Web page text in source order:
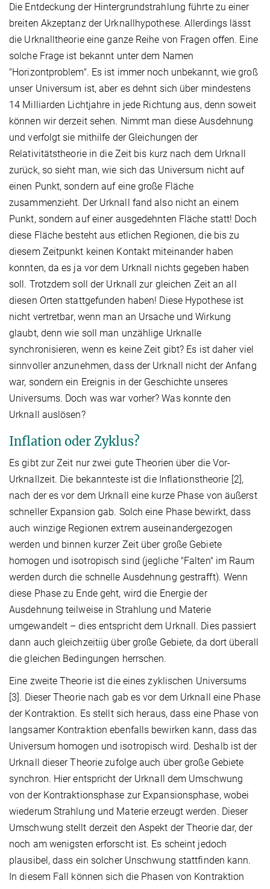
Die Entdeckung der Hintergrundstrahlung führte zu einer
breiten Akzeptanz der Urknallhypothese. Allerdings lässt
die Urknalltheorie eine ganze Reihe von Fragen offen. Eine
solche Frage ist bekannt unter dem Namen
"Horizontproblem". Es ist immer noch unbekannt, wie groß
unser Universum ist, aber es dehnt sich über mindestens
14 Milliarden Lichtjahre in jede Richtung aus, denn soweit
können wir derzeit sehen. Nimmt man diese Ausdehnung
und verfolgt sie mithilfe der Gleichungen der
Relativitätstheorie in die Zeit bis kurz nach dem Urknall
zurück, so sieht man, wie sich das Universum nicht auf
einen Punkt, sondern auf eine große Fläche
zusammenzieht. Der Urknall fand also nicht an einem
Punkt, sondern auf einer ausgedehnten Fläche statt! Doch
diese Fläche besteht aus etlichen Regionen, die bis zu
diesem Zeitpunkt keinen Kontakt miteinander haben
konnten, da es ja vor dem Urknall nichts gegeben haben
soll. Trotzdem soll der Urknall zur gleichen Zeit an all
diesen Orten stattgefunden haben! Diese Hypothese ist
nicht vertretbar, wenn man an Ursache und Wirkung
glaubt, denn wie soll man unzählige Urknalle
synchronisieren, wenn es keine Zeit gibt? Es ist daher viel
sinnvoller anzunehmen, dass der Urknall nicht der Anfang
war, sondern ein Ereignis in der Geschichte unseres
Universums. Doch was war vorher? Was konnte den
Urknall auslösen?
Inflation oder Zyklus?
Es gibt zur Zeit nur zwei gute Theorien über die Vor-
Urknallzeit. Die bekannteste ist die Inflationstheorie [2],
nach der es vor dem Urknall eine kurze Phase von äußerst
schneller Expansion gab. Solch eine Phase bewirkt, dass
auch winzige Regionen extrem auseinandergezogen
werden und binnen kurzer Zeit über große Gebiete
homogen und isotropisch sind (jegliche "Falten" im Raum
werden durch die schnelle Ausdehnung gestrafft). Wenn
diese Phase zu Ende geht, wird die Energie der
Ausdehnung teilweise in Strahlung und Materie
umgewandelt – dies entspricht dem Urknall. Dies passiert
dann auch gleichzeitiig über große Gebiete, da dort überall
die gleichen Bedingungen herrschen.
Eine zweite Theorie ist die eines zyklischen Universums
[3]. Dieser Theorie nach gab es vor dem Urknall eine Phase
der Kontraktion. Es stellt sich heraus, dass eine Phase von
langsamer Kontraktion ebenfalls bewirken kann, dass das
Universum homogen und isotropisch wird. Deshalb ist der
Urknall dieser Theorie zufolge auch über große Gebiete
synchron. Hier entspricht der Urknall dem Umschwung
von der Kontraktionsphase zur Expansionsphase, wobei
wiederum Strahlung und Materie erzeugt werden. Dieser
Umschwung stellt derzeit den Aspekt der Theorie dar, der
noch am wenigsten erforscht ist. Es scheint jedoch
plausibel, dass ein solcher Unschwung stattfinden kann.
In diesem Fall können sich die Phasen von Kontraktion